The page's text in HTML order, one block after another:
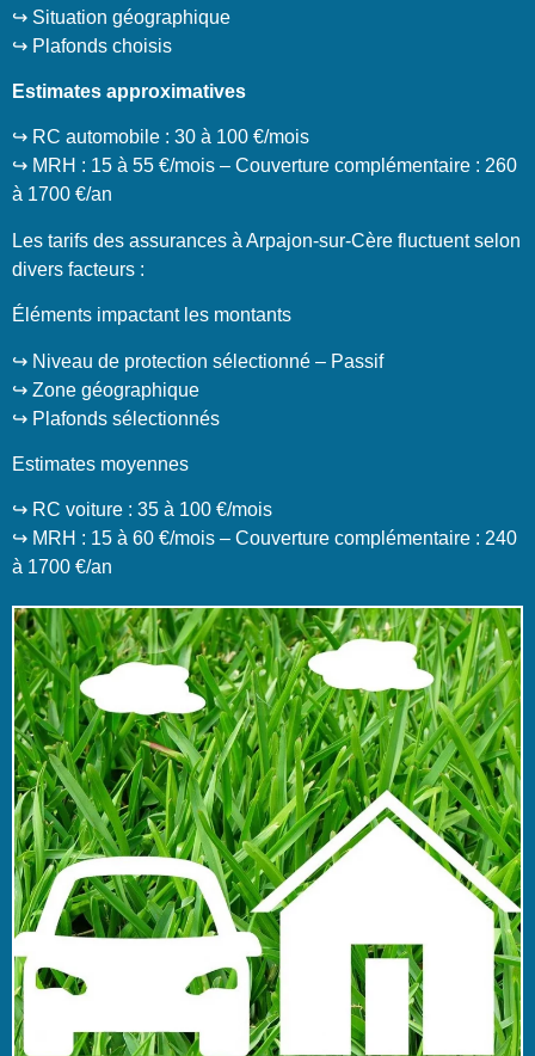
↪️ Situation géographique
↪️ Plafonds choisis
Estimates approximatives
↪️ RC automobile : 30 à 100 €/mois
↪️ MRH : 15 à 55 €/mois – Couverture complémentaire : 260
à 1700 €/an
Les tarifs des assurances à Arpajon-sur-Cère fluctuent selon
divers facteurs :
Éléments impactant les montants
↪️ Niveau de protection sélectionné – Passif
↪️ Zone géographique
↪️ Plafonds sélectionnés
Estimates moyennes
↪️ RC voiture : 35 à 100 €/mois
↪️ MRH : 15 à 60 €/mois – Couverture complémentaire : 240
à 1700 €/an